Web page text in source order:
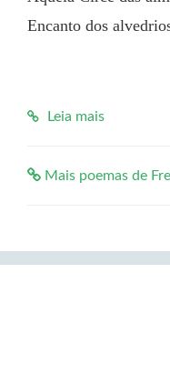
Encanto dos
Leia mais
Mais poemas de